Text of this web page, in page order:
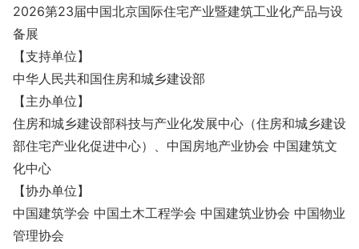
2026第23届中国北京国际住宅产业暨建筑工业化产品与设
备展
【支持单位】
中华人民共和国住房和城乡建设部
【主办单位】
住房和城乡建设部科技与产业化发展中心（住房和城乡建设
部住宅产业化促进中心）、中国房地产业协会 中国建筑文
化中心
【协办单位】
中国建筑学会 中国土木工程学会 中国建筑业协会 中国物业
管理协会